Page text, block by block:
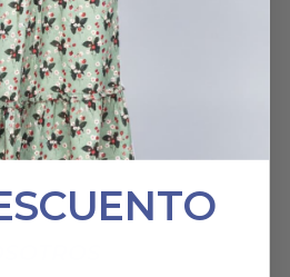
DEL CERRO